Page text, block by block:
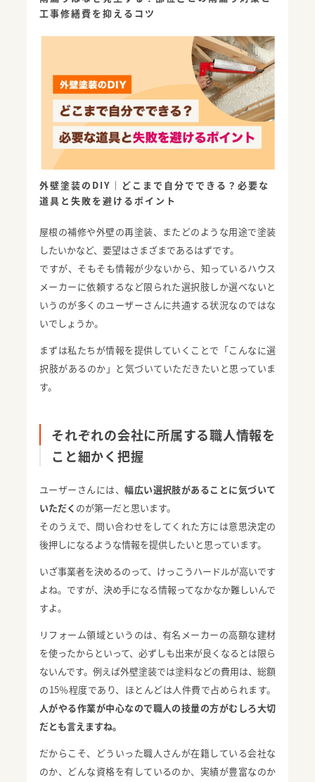
工事修繕費を抑えるコツ
外壁塗装のDIY｜どこまで自分でできる？必要な
道具と失敗を避けるポイント
屋根の補修や外壁の再塗装、またどのような用途で塗装
したいかなど、要望はさまざまであるはずです。
ですが、そもそも情報が少ないから、知っているハウス
メーカーに依頼するなど限られた選択肢しか選べないと
いうのが多くのユーザーさんに共通する状況なのではな
いでしょうか。
まずは私たちが情報を提供していくことで「こんなに選
択肢があるのか」と気づいていただきたいと思っていま
す。
それぞれの会社に所属する職人情報を
こと細かく把握
ユーザーさんには、幅広い選択肢があることに気づいて
いただく のが第一だと思います。
そのうえで、問い合わせをしてくれた方には意思決定の
後押しになるような情報を提供したいと思っています。
いざ事業者を決めるのって、けっこうハードルが高いです
よね。ですが、決め手になる情報ってなかなか難しいんで
すよ。
リフォーム領域というのは、有名メーカーの高額な建材
を使ったからといって、必ずしも出来が良くなるとは限ら
ないんです。例えば外壁塗装では塗料などの費用は、総額
の15％程度であり、ほとんどは人件費で占められます。
人がやる作業が中心なので職人の技量の方がむしろ大切
だとも言えますね。
だからこそ、どういった職人さんが在籍している会社な
のか、どんな資格を有しているのか、実績が豊富なのか